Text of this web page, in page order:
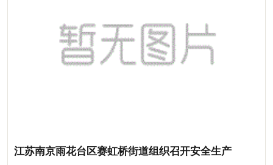
江苏南京雨花台区赛虹桥街道组织召开安全生产